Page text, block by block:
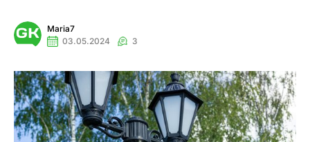
Maria7
03.05.2024
3